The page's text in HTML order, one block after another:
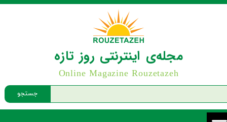
جستجو
مجله‌ی اینترنتی روز تازه
Online Magazine Rouzetazeh